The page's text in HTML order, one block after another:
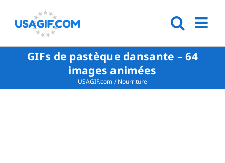
GIFs de pastèque dansante – 64
images animées
USAGIF.com/Nourriture